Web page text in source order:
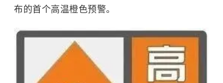
布的首个高温橙色预警。